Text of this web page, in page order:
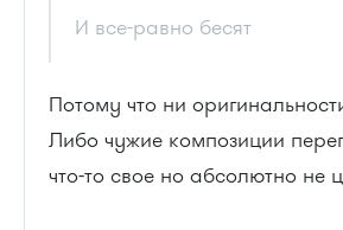
И все-равно бесят
Потому что ни
Либо чужие композиции
что-то свое но абсолютно не